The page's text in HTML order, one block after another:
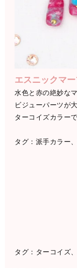
エスニックマ
水色と赤の絶妙な
ビジューパーツが
ターコイズカラー
タグ：派手カラー
タグ：ターコイズ